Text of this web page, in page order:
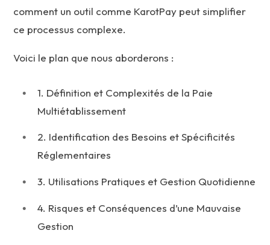
comment un outil comme KarotPay peut simplifier
ce processus complexe.
Voici le plan que nous aborderons :
1. Définition et Complexités de la Paie
Multiétablissement
2. Identification des Besoins et Spécificités
Réglementaires
3. Utilisations Pratiques et Gestion Quotidienne
4. Risques et Conséquences d’une Mauvaise
Gestion